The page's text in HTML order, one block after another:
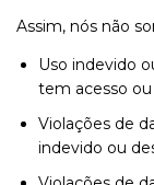
Assim, nós não
Uso indevido
tem acesso
Violações de
indevido ou